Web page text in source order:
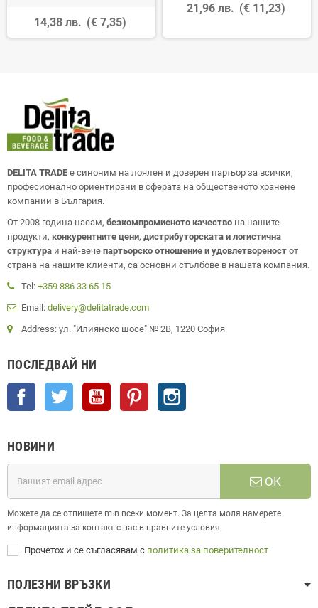
14,38 лв. (€ 7,35)
21,96 лв. (€ 11,23)
DELITA TRADE е синоним на лоялен и доверен партьор за всички,
професионално ориентирани в сферата на общественото хранене
компании в България.
От 2008 година насам, безкомпромисното качество на нашите
продукти, конкурентните цени, дистрибуторската и логистична
структура и най-вече партьорско отношение и удовлетвореност от
страна на нашите клиенти, са основни стълбове в нашата компания.
Tel: +359 886 33 65 15
Email: delivery@delitatrade.com
Address: ул. "Илиянско шосе" № 2В, 1220 София
ПОСЛЕДВАЙ НИ
Facebook Twitter YouTube Pinterest
НОВИНИ
ОК
Можете да се отпишете във всеки момент. За целта моля намерете
информацията за контакт с нас в правните условия.
Прочетох и се съгласявам с политика за поверителност
ПОЛЕЗНИ ВРЪЗКИ